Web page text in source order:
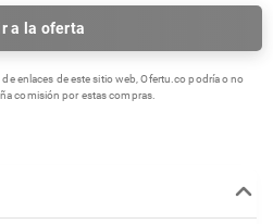
a la oferta
enlaces de este sitio web, Ofertu.co podría o no
comisión por estas compras.